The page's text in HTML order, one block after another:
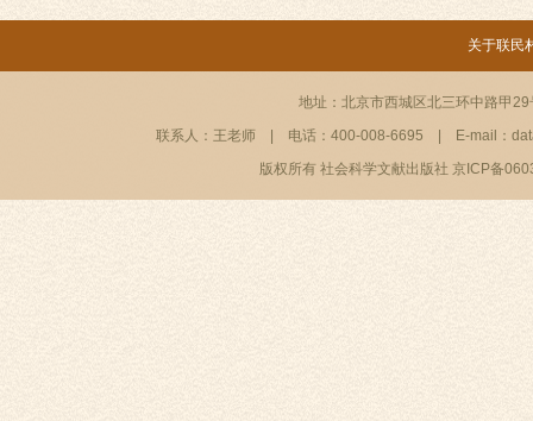
关于联民
地址：北京市西城区北三环中路甲
联系人：王老师
电话：400-008-6695
E-mail：
版权所有 社会科学文献出版社 京ICP备